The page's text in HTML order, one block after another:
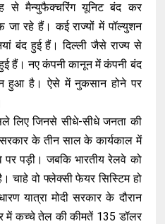
से मैन्युफैक्चरिंग यूनिट बंद कर
जा रहे हैं। कई राज्यों में पॉल्युशन
बंद हुई हैं। दिल्ली जैसे राज्य से
हुई हैं। नए कंपनी कानून में कंपनी बंद
हुआ है। ऐसे में नुकसान होने पर
लिए जिनसे सीधे-सीधे जनता की
के तीन साल के कार्यकाल में
पर पड़ी। जबकि भारतीय रेलवे को
चाहे वो फ्लेक्सी फेयर सिस्टिम हो
यात्रा मोदी सरकार के दौरान
में कच्चे तेल की कीमतें 135 डॉलर